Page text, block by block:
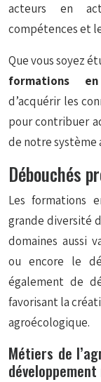
acteurs en
compétences et
Que vous soyez
formations
d’acquérir les
pour contribuer
de notre système
Débouchés
Les formations
grande diversité
domaines aussi
ou encore le
également de
favorisant la
agroécologique.
Métiers de